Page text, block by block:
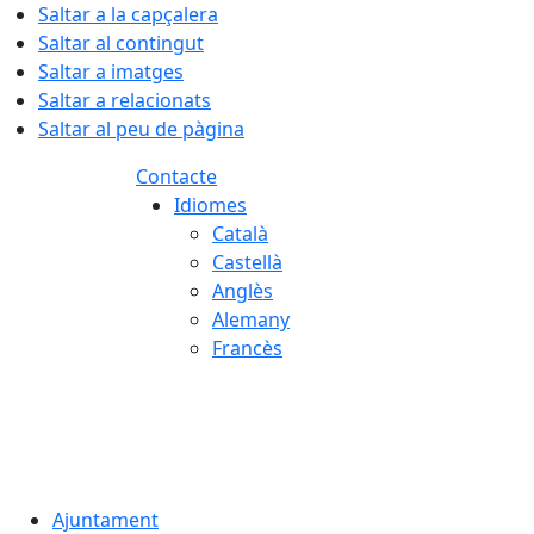
Saltar a la capçalera
Saltar al contingut
Saltar a imatges
Saltar a relacionats
Saltar al peu de pàgina
Contacte
Idiomes
Català
Castellà
Anglès
Alemany
Francès
Ajuntament